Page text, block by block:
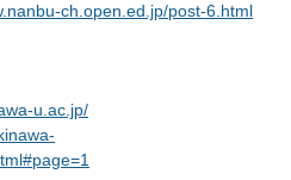
ch.open.ed.jp/post-6.html
u.ac.jp/